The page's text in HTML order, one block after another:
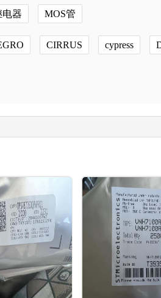
电器 MOS管
CIRRUS cypress